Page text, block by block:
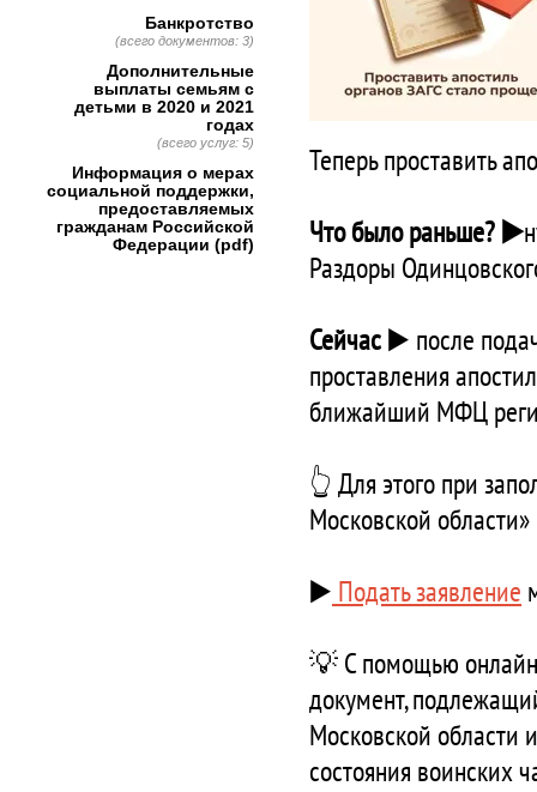
Теперь проставить
Что было раньше? ▶️
Раздоры
Сейчас▶️ после
проставления
ближайший МФЦ
👆 Для этого при
Московской
▶️ Подать заявление
💡С помощью
документ,
Московской области
состояния воинских
Банкротство
(всего документов: 3)
Дополнительные
выплаты семьям с
детьми в 2020 и 2021
годах
(всего услуг: 5)
Информация о мерах
социальной поддержки,
предоставляемых
гражданам Российской
Федерации (pdf)